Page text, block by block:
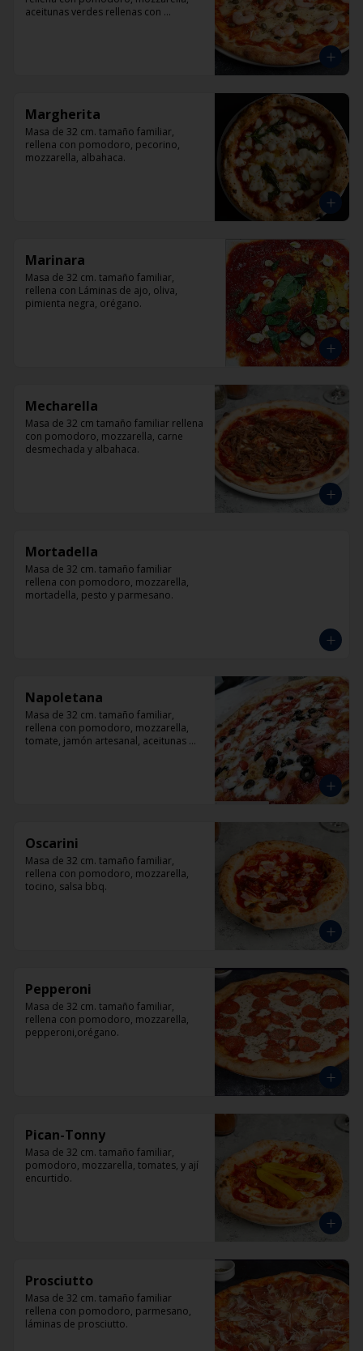
aceitunas verdes rellenas con
Margherita
Masa de 32 cm. tamaño familiar,
rellena con pomodoro, pecorino,
mozzarella, albahaca.
Marinara
Masa de 32 cm. tamaño familiar,
rellena con Láminas de ajo, oliva,
pimienta negra, orégano.
Mecharella
Masa de 32 cm tamaño familiar rellena
con pomodoro, mozzarella, carne
desmechada y albahaca.
Mortadella
Masa de 32 cm. tamaño familiar
rellena con pomodoro, mozzarella,
mortadella, pesto y parmesano.
Napoletana
Masa de 32 cm. tamaño familiar,
rellena con pomodoro, mozzarella,
tomate, jamón artesanal, aceitunas
Oscarini
Masa de 32 cm. tamaño familiar,
rellena con pomodoro, mozzarella,
tocino, salsa bbq.
Pepperoni
Masa de 32 cm. tamaño familiar,
rellena con pomodoro, mozzarella,
pepperoni,orégano.
Pican-Tonny
Masa de 32 cm. tamaño familiar,
pomodoro, mozzarella, tomates, y ají
encurtido.
Prosciutto
Masa de 32 cm. tamaño familiar
rellena con pomodoro, parmesano,
láminas de prosciutto.